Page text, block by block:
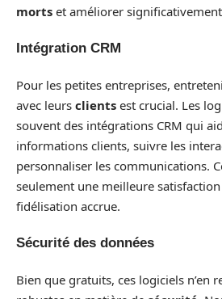
morts et améliorer
Intégration CRM
Pour les petites entreprises,
avec leurs clients est crucial. Les
souvent des intégrations CRM qui
informations clients, suivre les
personnaliser les communications.
seulement une meilleure
fidélisation accrue.
Sécurité des données
Bien que gratuits, ces logiciels n’en